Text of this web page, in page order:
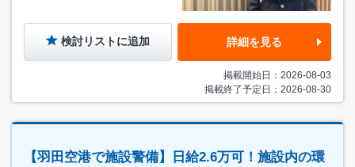
検討リストに追加 詳細を見る
掲載開始日：2026-08-03
掲載終了予定日：2026-08-30
【羽田空港で施設警備】日給2.6万可！施設内の環